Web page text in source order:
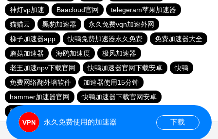
神灯vp加速
Baacloud官网
telegeram苹果加速器
猫猫云
黑豹加速器
永久免费vqn加速外网
梯子加速器app
快鸭免费加速器永久免费
免费加速器大全
蘑菇加速器
海鸥加速度
极风加速器
老王加速npv下载官网
快鸭加速器官网下载安卓
快鸭
免费网络翻外墙软件
加速器使用15分钟
hammer加速器官网
快鸭加速器下载官网安卓
酷通vp加速器
永久免费使用的加速器 下载